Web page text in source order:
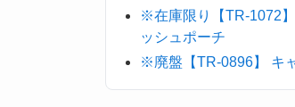
※在庫限り【TR-1072
ッシュポーチ
※廃盤【TR-0896】 キ